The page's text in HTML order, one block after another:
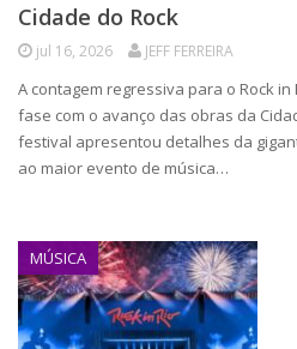
Cidade do Rock
jul 16, 2026 JEFF FERREIRA
A contagem regressiva para o Rock
fase com o avanço das obras da
festival apresentou detalhes da
ao maior evento de música…
MÚSICA